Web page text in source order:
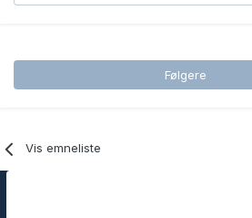
Følgere
Vis emneliste